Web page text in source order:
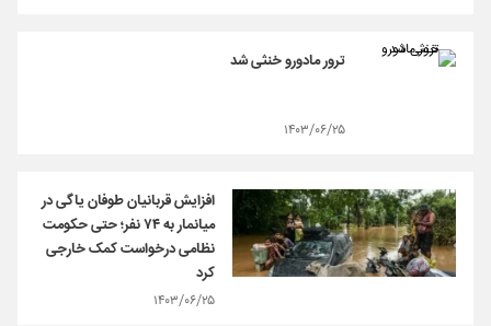
ترور مادورو خنثی شد
۱۴۰۳/۰۶/۲۵
افزایش قربانیان طوفان یاگی در
میانمار به ۷۴ نفر؛ حتی حکومت
نظامی درخواست کمک خارجی
کرد
۱۴۰۳/۰۶/۲۵